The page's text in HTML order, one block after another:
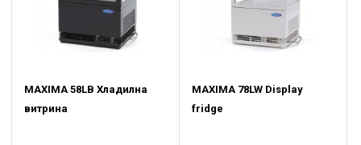
MAXIMA 58LB Хладилна
витрина
MAXIMA 78LW Display
fridge